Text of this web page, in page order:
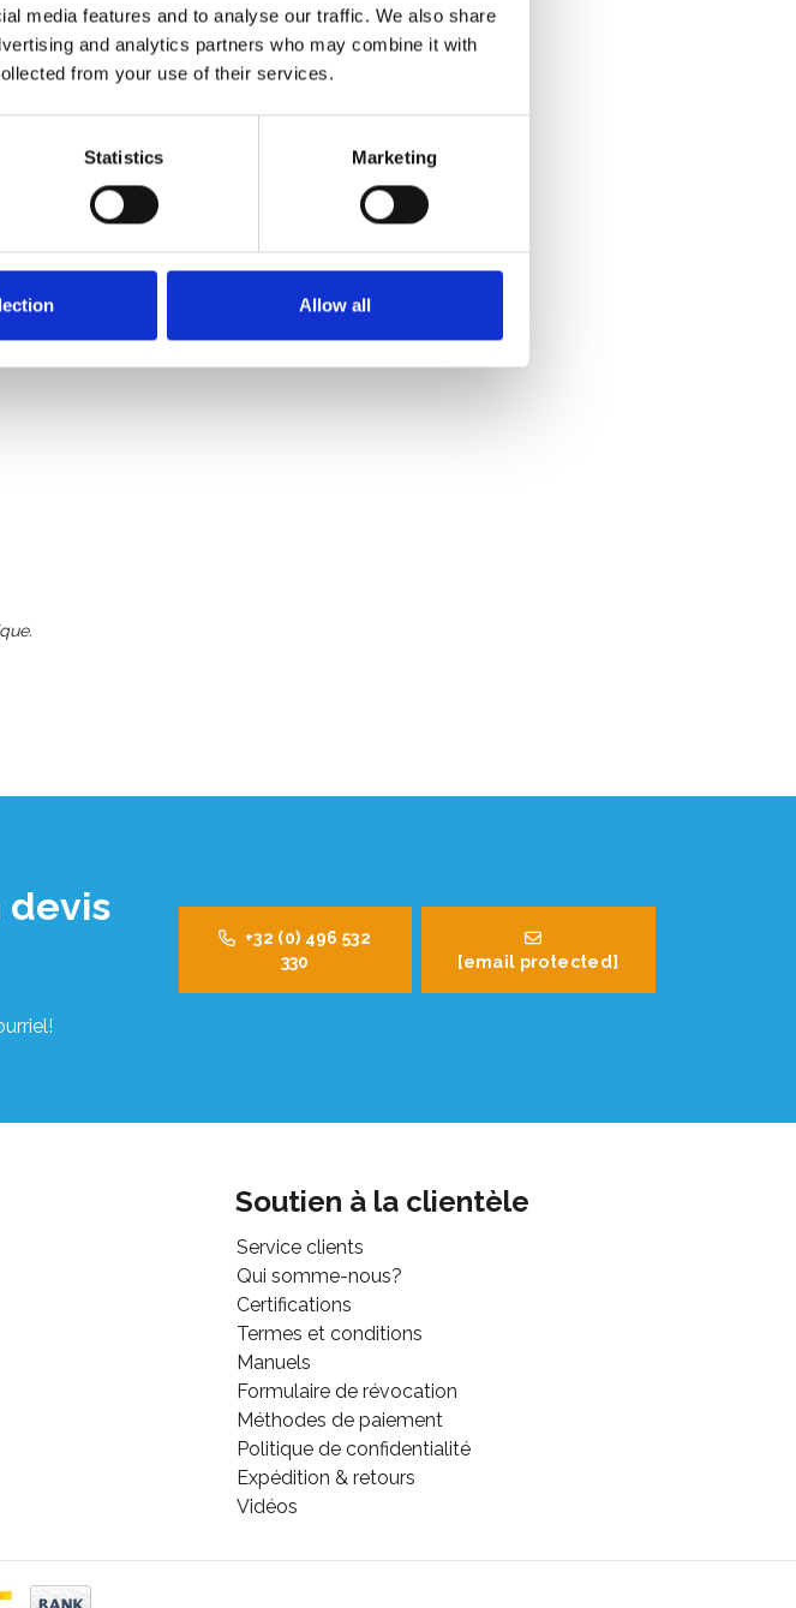
media features and to analyse our traffic. We also share
and analytics partners who may combine it with
from your use of their services.
Statistics Marketing
Allow all
devis
+32 (0) 496 532
330
[email protected]
Soutien à la clientèle
Service clients
Qui somme-nous?
Certifications
Termes et conditions
Manuels
Formulaire de révocation
Méthodes de paiement
Politique de confidentialité
Expédition & retours
Vidéos